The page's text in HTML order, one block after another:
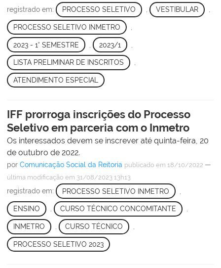
registrado em: PROCESSO SELETIVO VESTIBULAR
PROCESSO SELETIVO INMETRO
2023 - 1° SEMESTRE 2023/1
LISTA PRELIMINAR DE INSCRITOS ,
ATENDIMENTO ESPECIAL
IFF prorroga inscrições do Processo
Seletivo em parceria com o Inmetro
Os interessados devem se inscrever até quinta-feira, 20
de outubro de 2022.
por Comunicação Social da Reitoria publicado em 18/10/2022 —
última modificação em 31/08/2023 13h13
registrado em: PROCESSO SELETIVO INMETRO
ENSINO , CURSO TÉCNICO CONCOMITANTE ,
INMETRO CURSO TÉCNICO
PROCESSO SELETIVO 2023